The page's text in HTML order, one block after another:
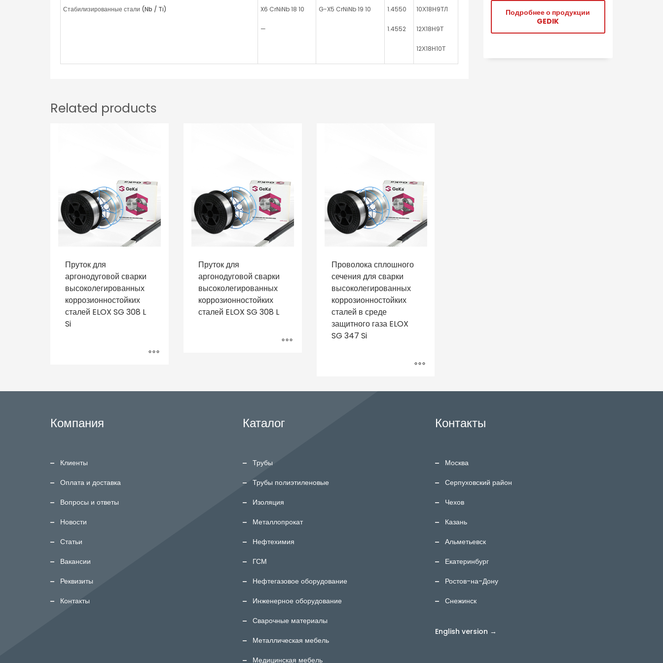
Стабилизированные стали (Nb / Ti) X6 CrNiNb 18 10
—
G-X5 CrNiNb 19 10 1.4550
1.4552
10Х18Н9ТЛ
12Х18Н9Т
12Х18Н10Т
Related products
Пруток для
аргонодуговой сварки
высоколегированных
коррозионностойких
сталей ELOX SG 308 L
Si
Пруток для
аргонодуговой сварки
высоколегированных
коррозионностойких
сталей ELOX SG 308 L
Проволока сплошного
сечения для сварки
высоколегированных
коррозионностойких
сталей в среде
защитного газа ELOX
SG 347 Si
Подробнее о продукции
GEDIK
Компания
Клиенты
Оплата и доставка
Вопросы и ответы
Новости
Статьи
Вакансии
Реквизиты
Контакты
Каталог
Трубы
Трубы полиэтиленовые
Изоляция
Металлопрокат
Нефтехимия
ГСМ
Нефтегазовое оборудование
Инженерное оборудование
Сварочные материалы
Металлическая мебель
Медицинская мебель
Контакты
Москва
Серпуховский район
Чехов
Казань
Альметьевск
Екатеринбург
Ростов-на-Дону
Снежинск
English version →